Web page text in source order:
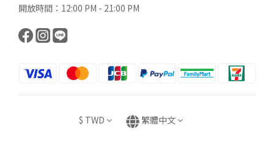
開放時間：12:00 PM - 21:00 PM
$ TWD 繁體中文